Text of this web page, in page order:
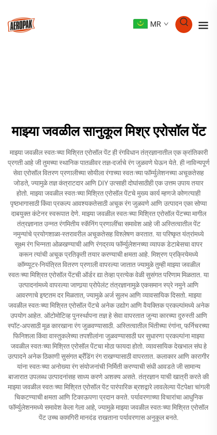
MR
माझ्या जवळील सानुकूल मिश्र एरोसॉल पेंट
माझ्या जवळील स्वतःच्या मिश्रित एरोसॉल पेंट ही रंगविधान तंत्रज्ञानातील एक क्रांतिकारी
प्रगती आहे जी तुमच्या स्थानिक पातळीवर तज्ञ-दर्जाचे रंग जुळवणे घेऊन येते. ही नाविन्यपूर्ण
सेवा एरोसॉल वितरण प्रणालीच्या सोयीला रंगाच्या स्वतःच्या फॉर्म्युलेशनच्या अचूकतेसह
जोडते, ज्यामुळे तज्ञ कंत्राटदार आणि DIY उत्साही दोघांसाठीही एक उत्तम उपाय तयार
होतो. माझ्या जवळील स्वतःच्या मिश्रित एरोसॉल पेंटचे मुख्य कार्य म्हणजे कोणत्याही
पृष्ठभागासाठी किंवा प्रकल्प आवश्यकतेसाठी अचूक रंग जुळवणे आणि उत्पादन एका सोप्या
दाबयुक्त कंटेनर स्वरूपात देणे. माझ्या जवळील स्वतःच्या मिश्रित एरोसॉल पेंटच्या मागील
तंत्रज्ञानात उन्नत रंगमितीय स्कॅनिंग प्रणालींचा समावेश आहे जी अस्तित्वातील पेंट
नमुन्यांचे प्रयोगशाळा-स्तरावरील अचूकतेसह विश्लेषण करतात. या परिष्कृत यंत्रांमध्ये
सूक्ष्म रंग भिन्नता ओळखण्याची आणि रंगद्रव्य फॉर्म्युलेशनच्या व्यापक डेटाबेसचा वापर
करून त्यांची अचूक प्रतिकृती तयार करण्याची क्षमता आहे. मिश्रण प्रक्रियेमध्ये
कॉम्प्यूटर-नियंत्रित वितरण प्रणाली वापरल्या जातात ज्यामुळे तुम्ही माझ्या जवळील
स्वतःच्या मिश्रित एरोसॉल पेंटची ऑर्डर द्या तेव्हा प्रत्येक वेळी सुसंगत परिणाम मिळतात. या
उत्पादनांमध्ये वापरल्या जाणार्‍या प्रोपेलंट तंत्रज्ञानामुळे एकसमान स्प्रे नमुने आणि
आवरणाचे इष्टतम दर मिळतात, ज्यामुळे अर्ज सुलभ आणि व्यावसायिक दिसतो. माझ्या
जवळील स्वतःच्या मिश्रित एरोसॉल पेंटचे अनेक उद्योग आणि वैयक्तिक प्रकल्पांमध्ये अनेक
उपयोग आहेत. ऑटोमोटिव्ह पुनर्स्थापना तज्ञ हे सेवा वापरतात जुन्या कारच्या दुरुस्ती आणि
स्पॉट-अपसाठी मूळ कारखाना रंग जुळवण्यासाठी. अस्तित्वातील भिंतीच्या रंगांना, फर्निचरच्या
फिनिशला किंवा वास्तुकलेच्या तपशीलांना जुळवण्यासाठी घर सुधारणा प्रकल्पांना माझ्या
जवळील स्वतःच्या मिश्रित एरोसॉल पेंटचा मोठा फायदा होतो. व्यावसायिक देखभाल संघ हे
उत्पादने अनेक ठिकाणी सुसंगत ब्रँडिंग रंग राखण्यासाठी वापरतात. कलाकार आणि कारागीर
यांना स्वतःच्या अनोख्या रंग संयोजनांची निर्मिती करण्याची संधी आवडते जी सामान्य
बाजारात उपलब्ध उत्पादनांसह साध्य करणे अशक्य असते. तंत्रज्ञान याची खात्री करते की
माझ्या जवळील स्वतःच्या मिश्रित एरोसॉल पेंट पारंपारिक ब्रशद्वारे लावलेल्या पेंटपेक्षा चांगली
चिकटण्याची क्षमता आणि टिकाऊपणा प्रदान करते. पर्यावरणाच्या विचारांचा आधुनिक
फॉर्म्युलेशनमध्ये समावेश केला गेला आहे, ज्यामुळे माझ्या जवळील स्वतःच्या मिश्रित एरोसॉल
पेंट उच्च कामगिरी मानदंड राखताना पर्यावरणास अनुकूल बनते.